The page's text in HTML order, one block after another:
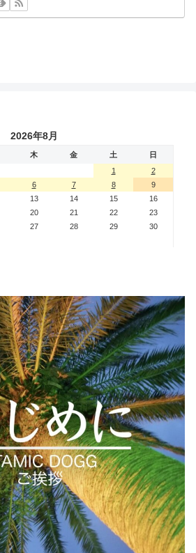
2026年8月
木 金 土
日
1
2
6 7 8
9
13 14 15
16
20 21 22
23
27 28 29
30